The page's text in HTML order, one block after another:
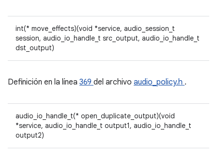
int(* move_effects)(void *service, audio_session_t
session, audio_io_handle_t src_output, audio_io_handle_t
dst_output)
Definición en la línea 369 del archivo audio_policy.h .
audio_io_handle_t(* open_duplicate_output)(void
*service, audio_io_handle_t output1, audio_io_handle_t
output2)